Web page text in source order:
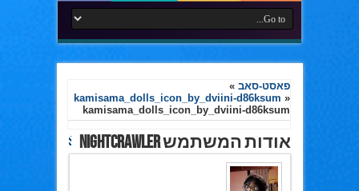
פאסט-סאב »
kamisama_dolls_icon_by_dviini-d86ksum »
kamisama_dolls_icon_by_dviini-d86ksum
אודות המשתמש nightCrawler